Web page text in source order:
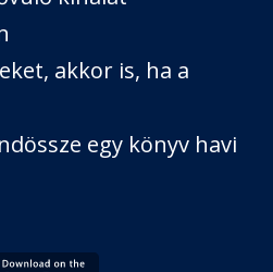
akkor is, ha a
egy könyv havi